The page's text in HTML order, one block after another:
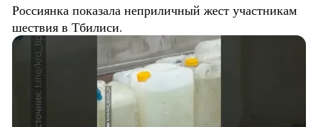
Россиянка показала неприличный жест участникам
шествия в Тбилиси.